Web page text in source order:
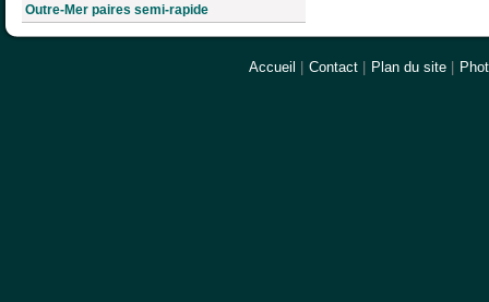
Outre-Mer paires semi-rapide
Accueil Contact Plan du site